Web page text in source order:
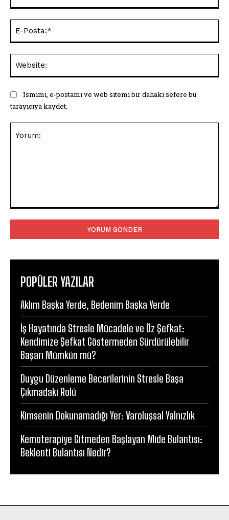
Ismimi, e-postamı ve web sitemi bir dahaki sefere bu
tarayıcıya kaydet.
POPÜLER YAZILAR
Aklım Başka Yerde, Bedenim Başka Yerde
İş Hayatında Stresle Mücadele ve Öz Şefkat:
Kendimize Şefkat Göstermeden Sürdürülebilir
Başarı Mümkün mü?
Duygu Düzenleme Becerilerinin Stresle Başa
Çıkmadaki Rolü
Kimsenin Dokunamadığı Yer: Varoluşsal Yalnızlık
Kemoterapiye Gitmeden Başlayan Mide Bulantısı:
Beklenti Bulantısı Nedir?